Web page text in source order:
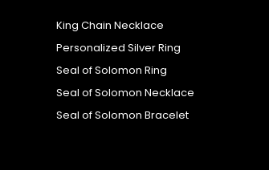
King Chain Necklace
Personalized Silver Ring
Seal of Solomon Ring
Seal of Solomon Necklace
Seal of Solomon Bracelet